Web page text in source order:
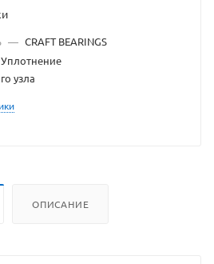
— CRAFT BEARINGS
Уплотнение
узла
ОПИСАНИЕ